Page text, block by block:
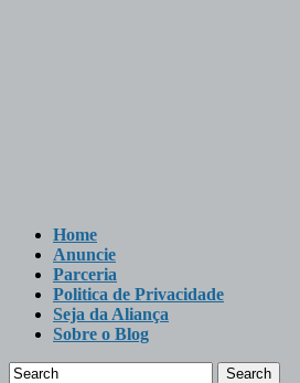
Home
Anuncie
Parceria
Politica de Privacidade
Seja da Aliança
Sobre o Blog
Search